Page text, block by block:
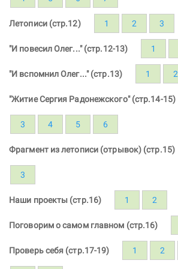
Летописи (стр.12) 1 2 3
"И повесил Олег..." (стр.12-13) 1
"И вспомнил Олег..." (стр.13) 1 2
"Житие Сергия Радонежского" (стр.14-15)
3 4 5 6
Фрагмент из летописи (отрывок) (стр.15)
3
Наши проекты (стр.16) 1 2
Поговорим о самом главном (стр.16)
Проверь себя (стр.17-19) 1 2